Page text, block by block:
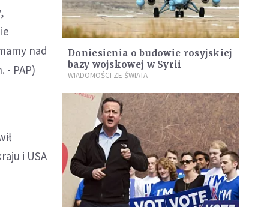
nad
- PAP)
i USA
Doniesienia o budowie rosyjskiej
bazy wojskowej w Syrii
WIADOMOŚCI ZE ŚWIATA